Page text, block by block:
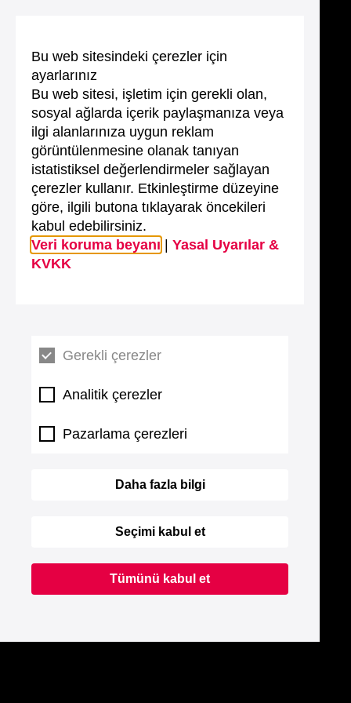
Bu web sitesindeki çerezler için
ayarlarınız
Bu web sitesi, işletim için gerekli olan,
sosyal ağlarda içerik paylaşmanıza veya
ilgi alanlarınıza uygun reklam
görüntülenmesine olanak tanıyan
istatistiksel değerlendirmeler sağlayan
çerezler kullanır. Etkinleştirme düzeyine
göre, ilgili butona tıklayarak öncekileri
kabul edebilirsiniz.
Veri koruma beyanı
Yasal Uyarılar &
KVKK
Gerekli çerezler
Analitik çerezler
Pazarlama çerezleri
Daha fazla bilgi
Seçimi kabul et
Tümünü kabul et